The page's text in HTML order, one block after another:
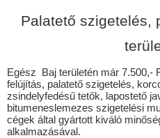
Bajót
Bakonysárkány
Bakonyszombathely
Bana
Palatető szigetelés,
Egész Baj területén már 7.500,-
felújítás, palatető szigetelés,
zsindelyfedésű tetők, lapostető
bitumeneslemezes szigetelési
cégek által gyártott kiváló
alkalmazásával.